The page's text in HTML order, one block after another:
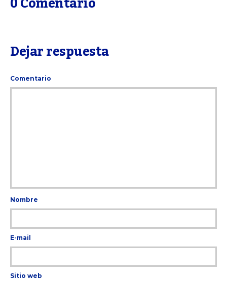
Dejar respuesta
Comentario
Nombre
E-mail
Sitio web